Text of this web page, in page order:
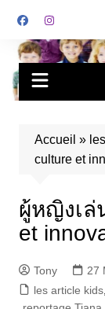
Accueil »
culture et
ผู้หญิงเล่
et
Tony
27
les article kids,